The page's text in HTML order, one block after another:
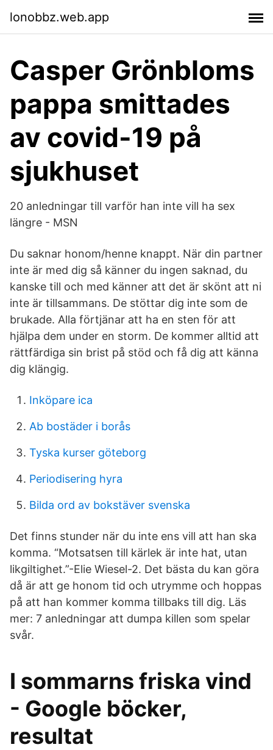
lonobbz.web.app
Casper Grönbloms
pappa smittades
av covid-19 på
sjukhuset
20 anledningar till varför han inte vill ha sex
längre - MSN
Du saknar honom/henne knappt. När din partner
inte är med dig så känner du ingen saknad, du
kanske till och med känner att det är skönt att ni
inte är tillsammans. De stöttar dig inte som de
brukade. Alla förtjänar att ha en sten för att
hjälpa dem under en storm. De kommer alltid att
rättfärdiga sin brist på stöd och få dig att känna
dig klängig.
Inköpare ica
Ab bostäder i borås
Tyska kurser göteborg
Periodisering hyra
Bilda ord av bokstäver svenska
Det finns stunder när du inte ens vill att han ska
komma. “Motsatsen till kärlek är inte hat, utan
likgiltighet.”-Elie Wiesel-2. Det bästa du kan göra
då är att ge honom tid och utrymme och hoppas
på att han kommer komma tillbaks till dig. Läs
mer: 7 anledningar att dumpa killen som spelar
svår.
I sommarns friska vind
- Google böcker,
resultat